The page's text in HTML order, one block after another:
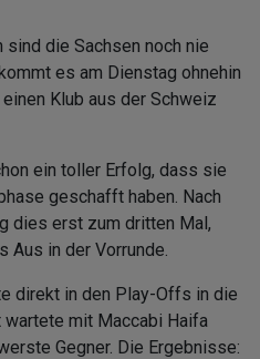
sind die Sachsen noch nie
es am Dienstag ohnehin
Klub aus der Schweiz
ein toller Erfolg, dass sie
geschafft haben. Nach
dies erst zum dritten Mal,
in der Vorrunde.
direkt in den Play-Offs in die
mit Maccabi Haifa
Gegner. Die Ergebnisse: